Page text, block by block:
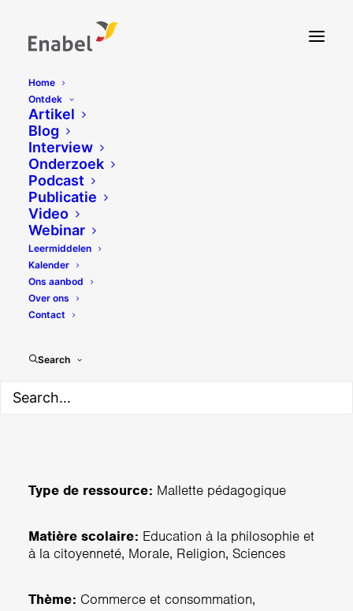
Home
Ontdek
Artikel
Blog
Interview
Onderzoek
Podcast
Publicatie
Video
Webinar
Leermiddelen
Kalender
Ons aanbod
Over ons
Contact
Search
Malle pédagogique Pacte
Type de ressource: Mallette pédagogique
Matière scolaire: Education à la philosophie et
à la citoyenneté, Morale, Religion, Sciences
Thème: Commerce et consommation,